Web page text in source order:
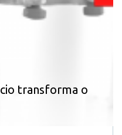
transforma o